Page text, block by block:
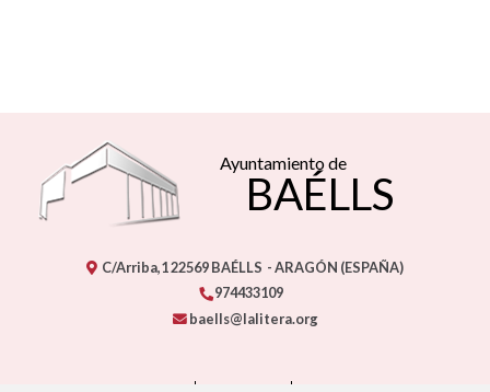
Ayuntamiento de
BAÉLLS
C/Arriba,122569BAÉLLS - ARAGÓN (ESPAÑA)
974433109
baells@lalitera.org